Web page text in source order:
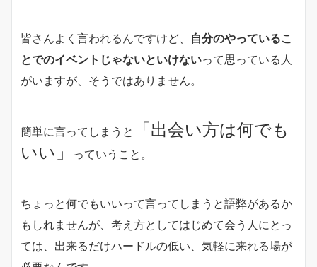
皆さんよく言われるんですけど、 自分のやっているこ
とでのイベントじゃないといけないって思っている人
がいますが、そうではありません。
簡単に言ってしまうと
「出会い方は何でも
いい」
っていうこと。
ちょっと何でもいいって言ってしまうと語弊があるか
もしれませんが、考え方としてはじめて会う人にとっ
ては、出来るだけハードルの低い、気軽に来れる場が